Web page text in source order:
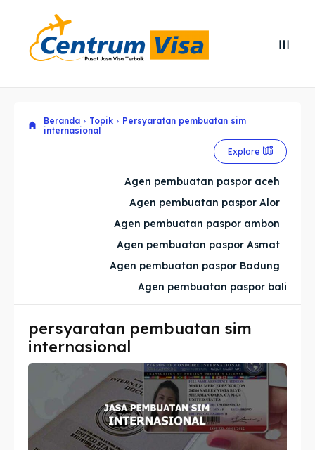
Explore our destinations
Imta
Legalisir
Apostille
Penerjemah
Explore our destinations
Imta
Legalisir
Apostille
Penerjemah
Beranda Topik
Persyaratan pembuatan sim
internasional
Explore
Agen pembuatan paspor aceh
Agen pembuatan paspor Alor
Agen pembuatan paspor ambon
Agen pembuatan paspor Asmat
Agen pembuatan paspor Badung
Agen pembuatan paspor bali
persyaratan pembuatan sim
internasional